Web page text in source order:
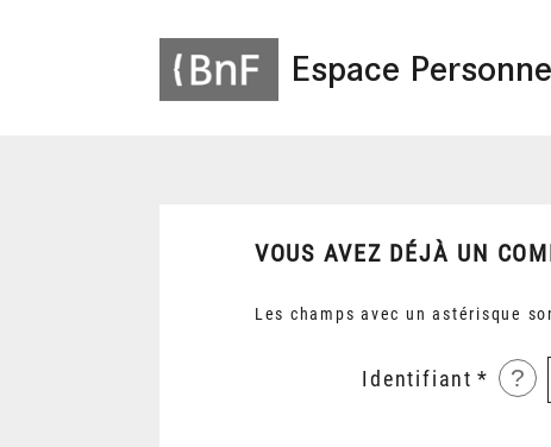
Espace
VOUS AVEZ DÉJÀ UN
Les champs avec un astérisque
Identifiant ?